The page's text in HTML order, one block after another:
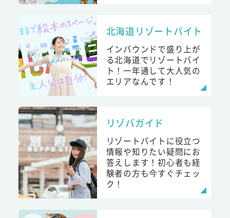
北海道リゾートバイト
インバウンドで盛り上が
る北海道でリゾートバイ
ト！一年通して大人気の
エリアなんです！
リゾバガイド
リゾートバイトに役立つ
情報や知りたい疑問にお
答えします！初心者も経
験者の方も今すぐチェッ
ク！